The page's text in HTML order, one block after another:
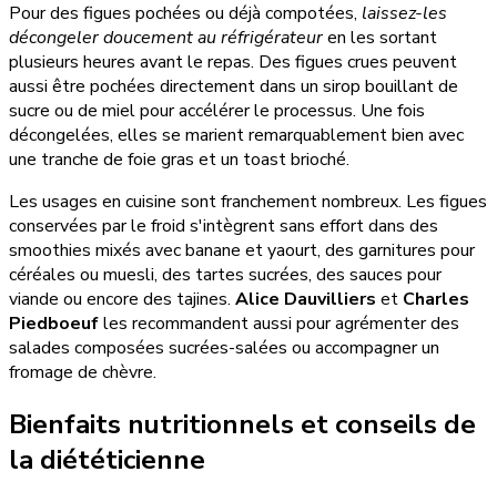
Pour des figues pochées ou déjà compotées, laissez-les
décongeler doucement au réfrigérateuren les sortant
plusieurs heures avant le repas. Des figues crues peuvent
aussi être pochées directement dans un sirop bouillant de
sucre ou de miel pour accélérer le processus. Une fois
décongelées, elles se marient remarquablement bien avec
une tranche de foie gras et un toast brioché.
Les usages en cuisine sont franchement nombreux. Les figues
conservées par le froid s'intègrent sans effort dans des
smoothies mixés avec banane et yaourt, des garnitures pour
céréales ou muesli, des tartes sucrées, des sauces pour
viande ou encore des tajines. Alice Dauvilliers et Charles
Piedboeufles recommandent aussi pour agrémenter des
salades composées sucrées-salées ou accompagner un
fromage de chèvre.
Bienfaits nutritionnels et conseils de
la diététicienne